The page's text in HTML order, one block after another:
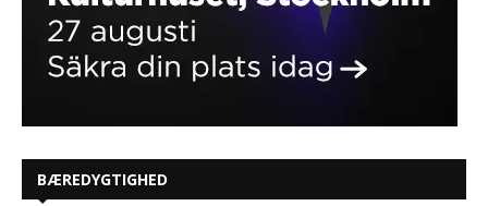
BÆREDYGTIGHED